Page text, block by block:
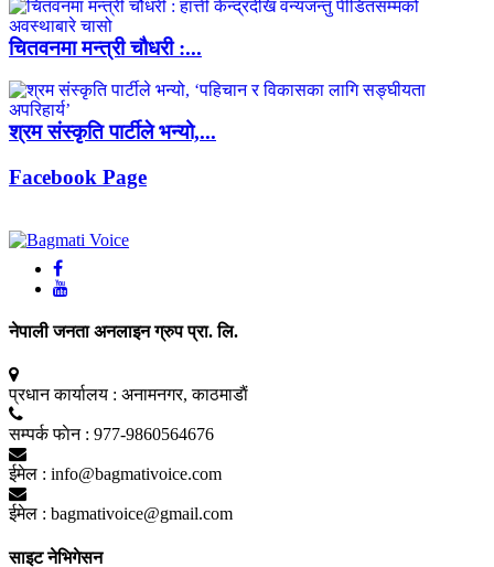
चितवनमा मन्त्री चौधरी :...
श्रम संस्कृति पार्टीले भन्यो,...
Facebook Page
नेपाली जनता अनलाइन ग्रुप प्रा. लि.
प्रधान कार्यालय : अनामनगर, काठमाडाैं
सम्पर्क फाेन : 977-9860564676
ईमेल : info@bagmativoice.com
ईमेल : bagmativoice@gmail.com
साइट नेभिगेसन